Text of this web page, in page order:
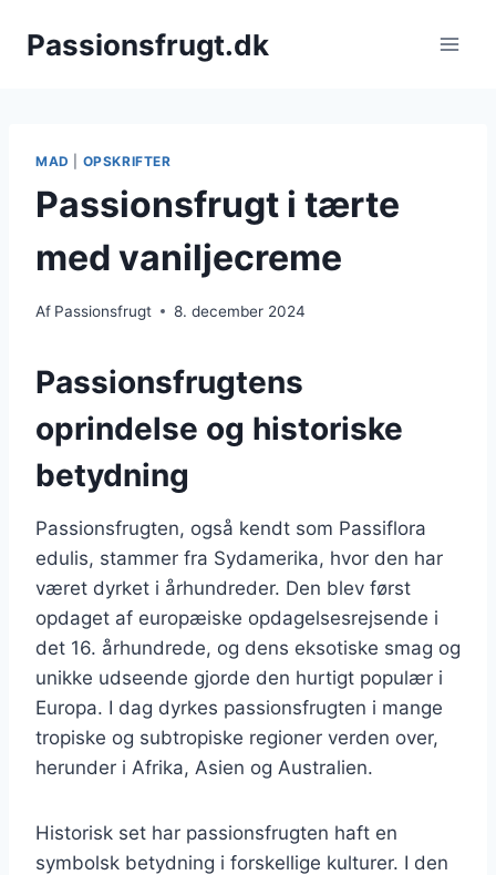
Passionsfrugt.dk
MAD OPSKRIFTER
Passionsfrugt i tærte
med vaniljecreme
Af Passionsfrugt 8. december 2024
Passionsfrugtens
oprindelse og historiske
betydning
Passionsfrugten, også kendt som Passiflora
edulis, stammer fra Sydamerika, hvor den har
været dyrket i århundreder. Den blev først
opdaget af europæiske opdagelsesrejsende i
det 16. århundrede, og dens eksotiske smag og
unikke udseende gjorde den hurtigt populær i
Europa. I dag dyrkes passionsfrugten i mange
tropiske og subtropiske regioner verden over,
herunder i Afrika, Asien og Australien.
Historisk set har passionsfrugten haft en
symbolsk betydning i forskellige kulturer. I den